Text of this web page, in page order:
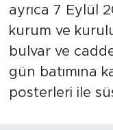
ayrıca 7 Eylül
kurum ve
bulvar ve
gün batımına
posterleri ile